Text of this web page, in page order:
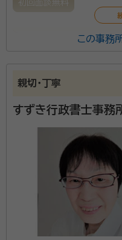
初回面談無料
司法書士・行政書士ア
続き、各種名義変更を
ただけます。 ご自分や
解決するように、弊所
す。どうぞお気軽にお問
この事務
親切・丁寧
すずき行政書士事務